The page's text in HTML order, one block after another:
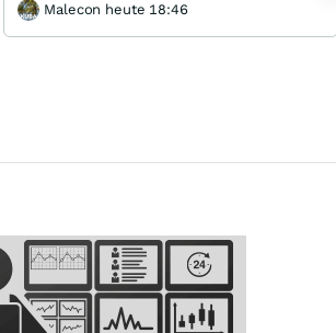
Malecon heute 18:46